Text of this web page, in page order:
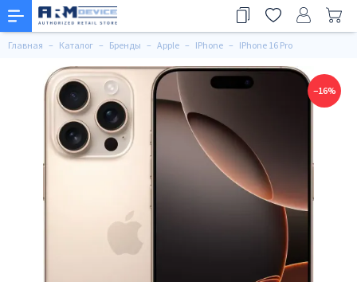
Главная Каталог Бренды Apple IPhone IPhone 16 Pro
−16%